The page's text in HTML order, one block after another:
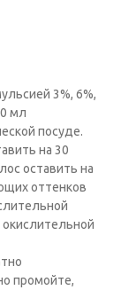
3%, 6%,
мл
посуде.
на 30
оставить на
оттенков
окислительной
промойте,